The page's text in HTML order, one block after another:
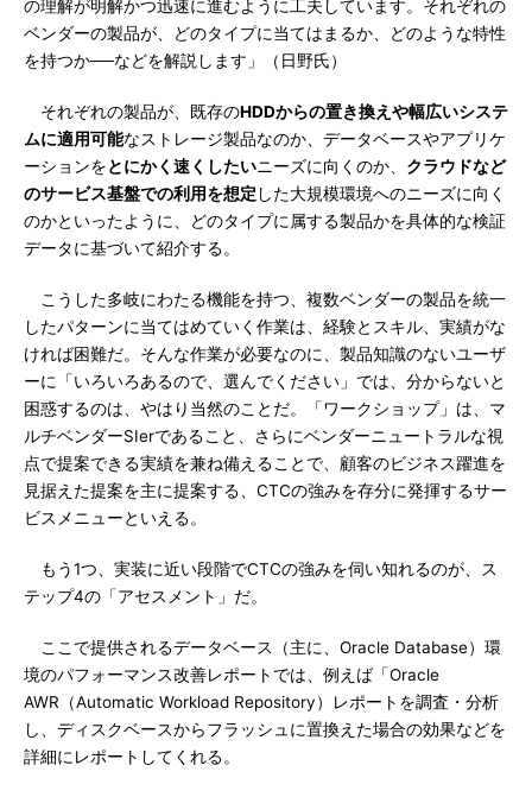
の理解が明解かつ迅速に進むように工夫しています。それぞれの
ベンダーの製品が、どのタイプに当てはまるか、どのような特性
を持つか──などを解説します」（日野氏）
それぞれの製品が、既存のHDDからの置き換えや幅広いシステ
ムに適用可能なストレージ製品なのか、データベースやアプリケ
ーションをとにかく速くしたいニーズに向くのか、 クラウドなど
のサービス基盤での利用を想定 した大規模環境へのニーズに向く
のかといったように、どのタイプに属する製品かを具体的な検証
データに基づいて紹介する。
こうした多岐にわたる機能を持つ、複数ベンダーの製品を統一
したパターンに当てはめていく作業は、経験とスキル、実績がな
ければ困難だ。そんな作業が必要なのに、製品知識のないユーザ
ーに「いろいろあるので、選んでください」では、分からないと
困惑するのは、やはり当然のことだ。「ワークショップ」は、マ
ルチベンダーSIerであること、さらにベンダーニュートラルな視
点で提案できる実績を兼ね備えることで、顧客のビジネス躍進を
見据えた提案を主に提案する、CTCの強みを存分に発揮するサー
ビスメニューといえる。
もう1つ、実装に近い段階でCTCの強みを伺い知れるのが、ス
テップ4の「アセスメント」だ。
ここで提供されるデータベース（主に、Oracle Database）環
境のパフォーマンス改善レポートでは、例えば「Oracle
AWR（Automatic Workload Repository）レポートを調査・分析
し、ディスクベースからフラッシュに置換えた場合の効果などを
詳細にレポートしてくれる。